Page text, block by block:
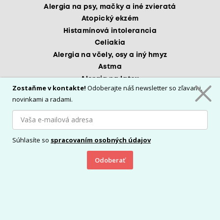
Alergia na psy, mačky a iné zvieratá
Atopický ekzém
Histamínová intolerancia
Celiakia
Alergia na včely, osy a iný hmyz
Astma
Alergia na latex
Alergia na slnko
Všetko o nákupe v e-shope
Ako odstupovať od zmluvy
Zostaňme v kontakte! Odoberajte náš newsletter so zľavami,
novinkami a radami.
Súhlasíte so spracovaním osobných údajov
Odoberať